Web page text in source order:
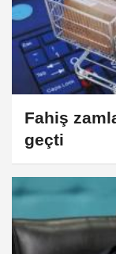
Fahiş
geçti